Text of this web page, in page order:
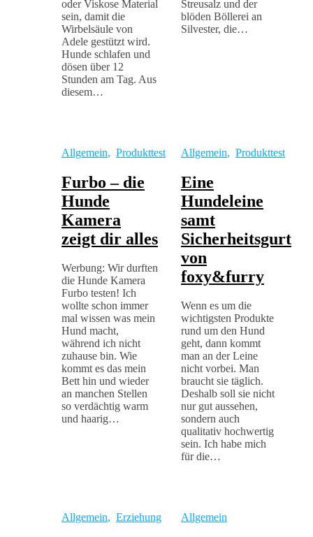
oder Viskose Material
sein, damit die
Wirbelsäule von
Adele gestützt wird.
Hunde schlafen und
dösen über 12
Stunden am Tag. Aus
diesem…
Streusalz und der
blöden Böllerei an
Silvester, die…
Allgemein, Produkttest
Furbo – die
Hunde
Kamera
zeigt dir alles
Werbung: Wir durften
die Hunde Kamera
Furbo testen! Ich
wollte schon immer
mal wissen was mein
Hund macht,
während ich nicht
zuhause bin. Wie
kommt es das mein
Bett hin und wieder
an manchen Stellen
so verdächtig warm
und haarig…
Allgemein, Produkttest
Eine
Hundeleine
samt
Sicherheitsgurt
von
foxy&furry
Wenn es um die
wichtigsten Produkte
rund um den Hund
geht, dann kommt
man an der Leine
nicht vorbei. Man
braucht sie täglich.
Deshalb soll sie nicht
nur gut aussehen,
sondern auch
qualitativ hochwertig
sein. Ich habe mich
für die…
Allgemein, Erziehung Allgemein